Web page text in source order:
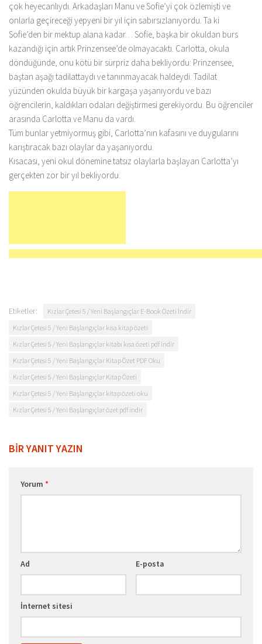
çok heyecanlıydı. Arkadaşları Manu ve Sofie’yi çok özlemişti ve
onlarla geçireceği yepyeni bir yıl için sabırsızlanıyordu. Ta ki
Sofie’den bir mektup alana kadar… Sofie, başka bir okuldan burs
kazandığı için artık Prinzensee’de olmayacaktı. Carlotta, okula
döndüğünde, onu kötü bir sürpriz daha bekliyordu: Prinzensee,
baştan aşağı tadilattaydı ve tanınmayacak haldeydi. Tadilat
yüzünden okulda büyük bir kargaşa yaşanıyordu ve bazı
öğrencilerin, kaldıkları odaları değiştirmesi gerekiyordu. Bu öğrenciler
arasında Carlotta ve Manu da vardı.
Tüm bunlar yetmiyormuş gibi, Carlotta’nın kafasını ve duygularını
karıştıracak bazı olaylar da yaşanıyordu.
Kısacası, yeni okul dönemine tatsız olaylarla başlayan Carlotta’yı
gerçekten zor bir yıl bekliyordu.
Etiketler:
Kızlar Çetesi 5 / Yeni Başlangıçlar E-Book Özeti İndir
Kızlar Çetesi 5 / Yeni Başlangıçlar kısa kitap özeti
Kızlar Çetesi 5 / Yeni Başlangıçlar kitabı kısa özeti pdf indir
Kızlar Çetesi 5 / Yeni Başlangıçlar Kitap Özet PDF Oku
Kızlar Çetesi 5 / Yeni Başlangıçlar Kitap Özeti
Kızlar Çetesi 5 / Yeni Başlangıçlar kitap özeti oku
Kızlar Çetesi 5 / Yeni Başlangıçlar özet pdf indir
BIR YANIT YAZIN
Yorum *
Ad E-posta
İnternet sitesi